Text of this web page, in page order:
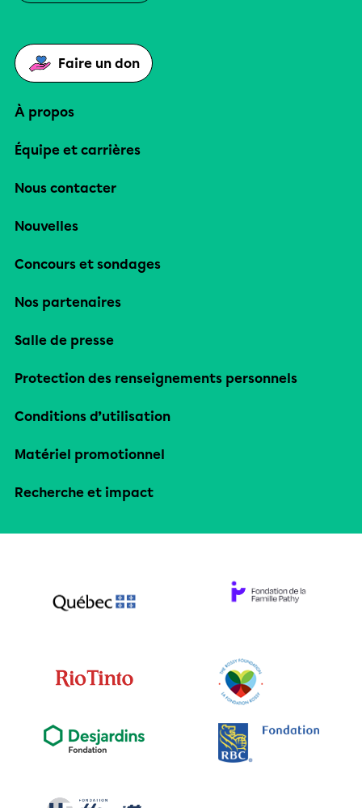
Faire un don
À propos
Équipe et carrières
Nous contacter
Nouvelles
Concours et sondages
Nos partenaires
Salle de presse
Protection des renseignements personnels
Conditions d’utilisation
Matériel promotionnel
Recherche et impact